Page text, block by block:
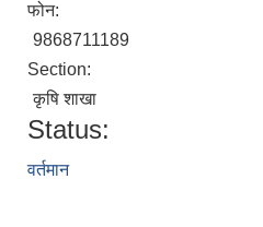
फोन:
9868711189
Section:
कृषि शाखा
Status:
वर्तमान